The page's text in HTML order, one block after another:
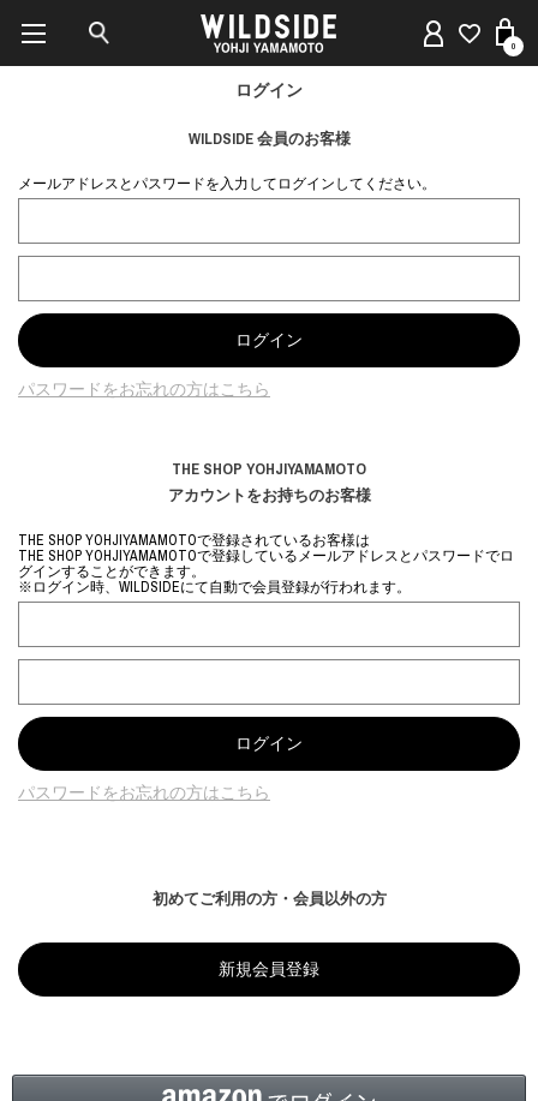
0
ログイン
WILDSIDE 会員のお客様
メールアドレスとパスワードを入力してログインしてください。
パスワードをお忘れの方はこちら
THE SHOP YOHJIYAMAMOTO
アカウントをお持ちのお客様
THE SHOP YOHJIYAMAMOTOで登録されているお客様は
THE SHOP YOHJIYAMAMOTOで登録しているメールアドレスとパスワードでロ
グインすることができます。
※ログイン時、WILDSIDEにて自動で会員登録が行われます。
パスワードをお忘れの方はこちら
初めてご利用の方・会員以外の方